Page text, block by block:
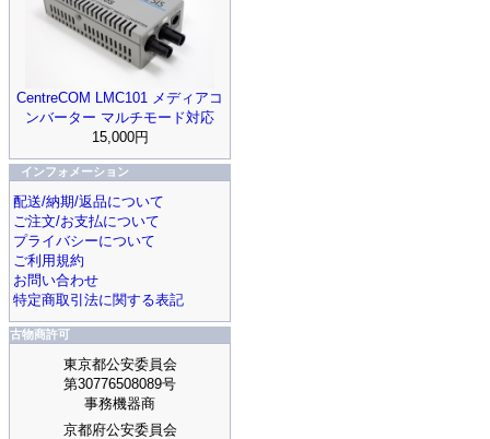
CentreCOM LMC101 メディアコ
ンバーター マルチモード対応
15,000円
インフォメーション
配送/納期/返品について
ご注文/お支払について
プライバシーについて
ご利用規約
お問い合わせ
特定商取引法に関する表記
古物商許可
東京都公安委員会
第30776508089号
事務機器商
京都府公安委員会